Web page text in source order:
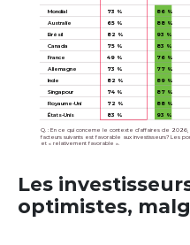
Mondial
Australie
Brésil
Canada
France
Allemagne
Inde
Singapour
Royaume-Uni
États-Unis
73 %
65 %
82 %
75 %
49 %
73 %
82 %
74 %
72 %
83 %
86 %
88 %
93 %
83 %
76 %
77 %
89 %
87 %
88 %
93 %
Q. : En ce qui concerne le contexte d’affaires de
facteurs suivants est favorable aux investisseurs? Les
et « relativement favorable ».
Les
optimistes,